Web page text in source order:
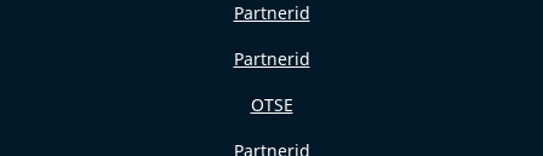
Partnerid
Partnerid
OTSE
Partnerid